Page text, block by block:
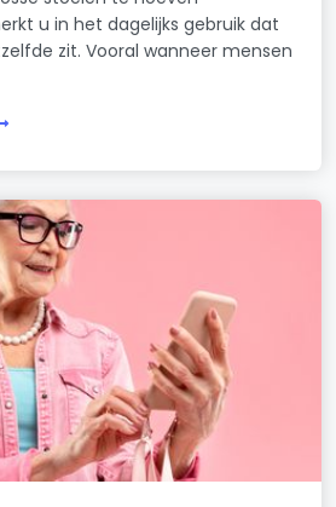
u in het dagelijks gebruik dat
zit. Vooral wanneer mensen